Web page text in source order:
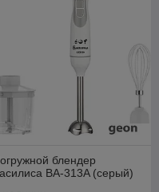
блендер
ВА-313A (серый)